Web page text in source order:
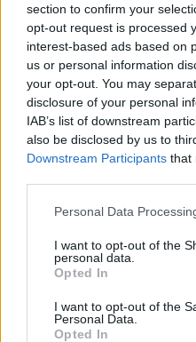
section to confirm your
opt-out request is processed
interest-based ads based on
us or personal information
your opt-out. You may
disclosure of your personal
IAB’s list of downstream
also be disclosed by us to
Downstream Participants that
Please note that this
not limited to your visit or
grant or deny consent to
use your data for below
consent section.
Personal Data
I want to opt-out of the
personal data.
Opted In
I want to opt-out of the
Personal Data.
Opted In
και η Περιφέρεια είναι
σύγχρονο εξοπλισμό
εργαλεία».